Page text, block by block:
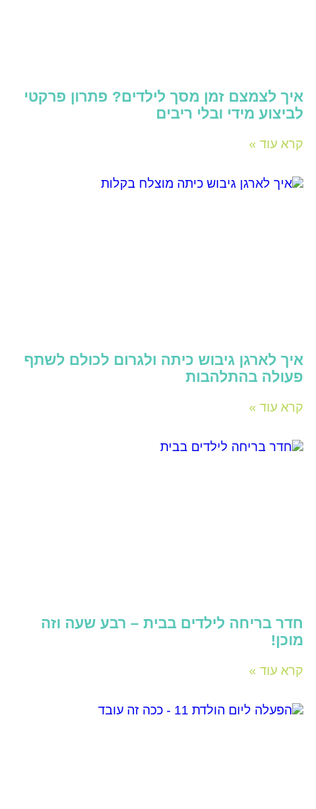
איך לצמצם זמן מסך לילדים? פתרון פרקטי
לביצוע מידי ובלי ריבים
קרא עוד »
איך לארגן גיבוש כיתה ולגרום לכולם לשתף
פעולה בהתלהבות
קרא עוד »
חדר בריחה לילדים בבית – רבע שעה וזה
מוכן!
קרא עוד »